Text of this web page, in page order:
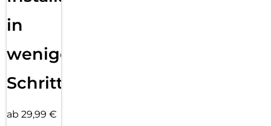
in
wenigen
Schritten
ab 29,99 €